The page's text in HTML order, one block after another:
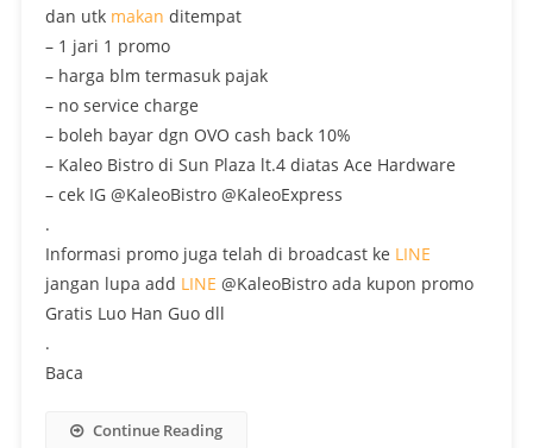
dan utk makan ditempat
– 1 jari 1 promo
– harga blm termasuk pajak
– no service charge
– boleh bayar dgn OVO cash back 10%
– Kaleo Bistro di Sun Plaza lt.4 diatas Ace Hardware
– cek IG @KaleoBistro @KaleoExpress
.
Informasi promo juga telah di broadcast ke LINE
jangan lupa add LINE @KaleoBistro ada kupon promo
Gratis Luo Han Guo dll
.
Baca
Continue Reading